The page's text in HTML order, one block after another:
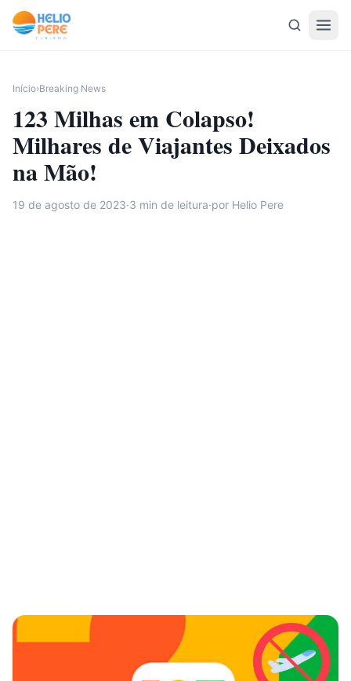
Pular para o conteúdo
Início›Breaking News
123 Milhas em Colapso!
Milhares de Viajantes Deixados
na Mão!
19 de agosto de 2023·3 min de leitura·por Helio Pere